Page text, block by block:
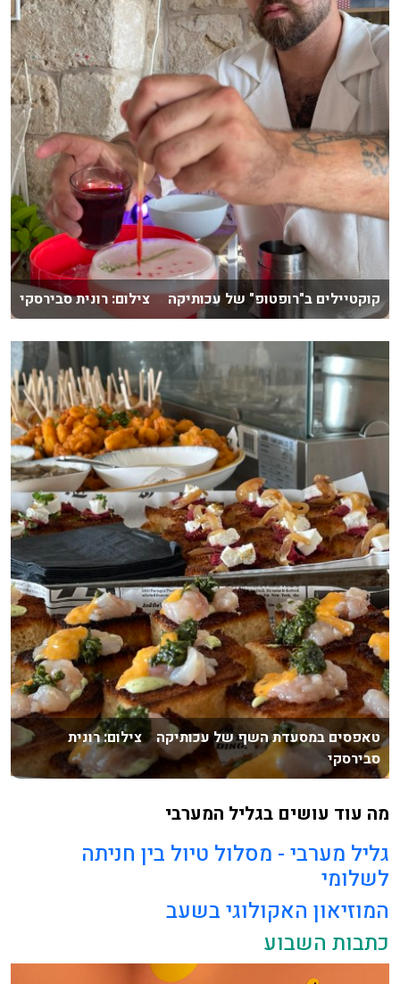
קוקטיילים ב"רופטופ" של עכותיקה צילום: רונית סבירסקי
טאפסים במסעדת השף של עכותיקה צילום: רונית
סבירסקי
מה עוד עושים בגליל המערבי
גליל מערבי - מסלול טיול בין חניתה
לשלומי
המוזיאון האקולוגי בשעב
כתבות השבוע